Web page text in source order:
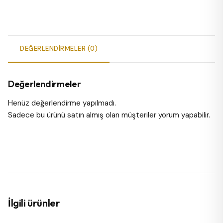
DEĞERLENDIRMELER (0)
Değerlendirmeler
Henüz değerlendirme yapılmadı.
Sadece bu ürünü satın almış olan müşteriler yorum yapabilir.
İlgili ürünler